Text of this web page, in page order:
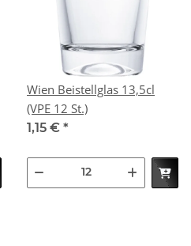
Wien Beistellglas 13,5cl
(VPE 12 St.)
1,15 € *